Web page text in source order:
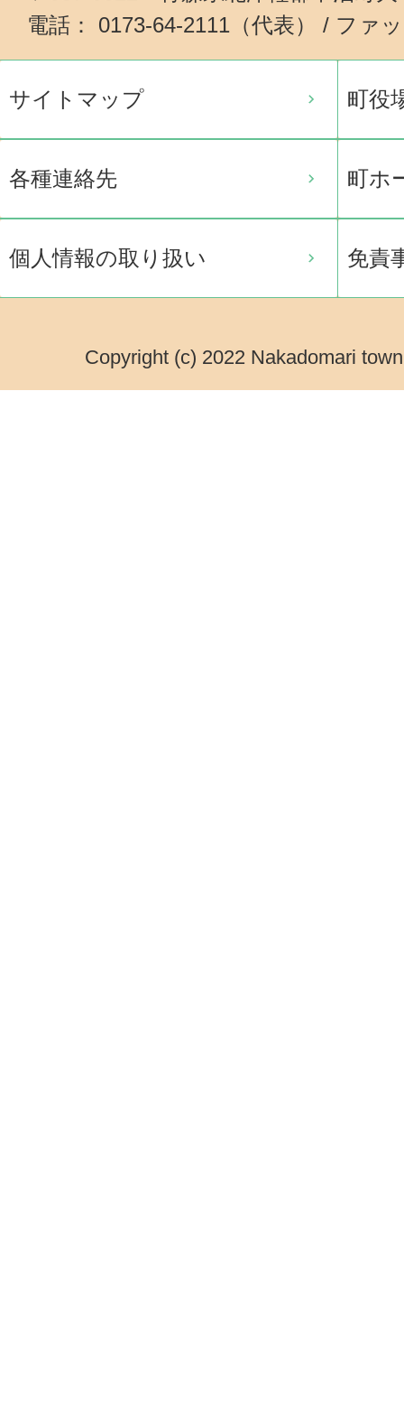
電話： 0173-64-2111（代表） / ファ
サイトマップ 町役
各種連絡先 町ホ
個人情報の取り扱い 免責
Copyright (c) 2022 Nakadomari